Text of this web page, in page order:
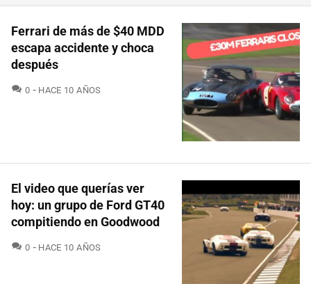
Ferrari de más de $40 MDD
escapa accidente y choca
después
0 COMENTARIOS
HACE 10 AÑOS
El video que querías ver
hoy: un grupo de Ford GT40
compitiendo en Goodwood
0 COMENTARIOS
HACE 10 AÑOS